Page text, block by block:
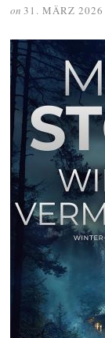
on 31. MÄRZ 2026